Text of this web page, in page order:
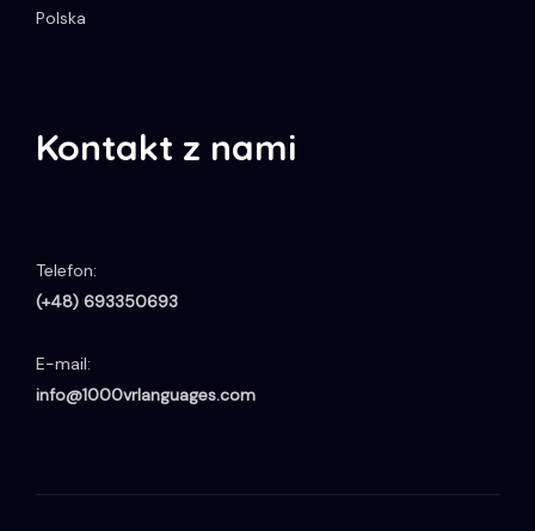
Polska
Kontakt z nami
Telefon:
(+48) 693350693
E-mail:
info@1000vrlanguages.com